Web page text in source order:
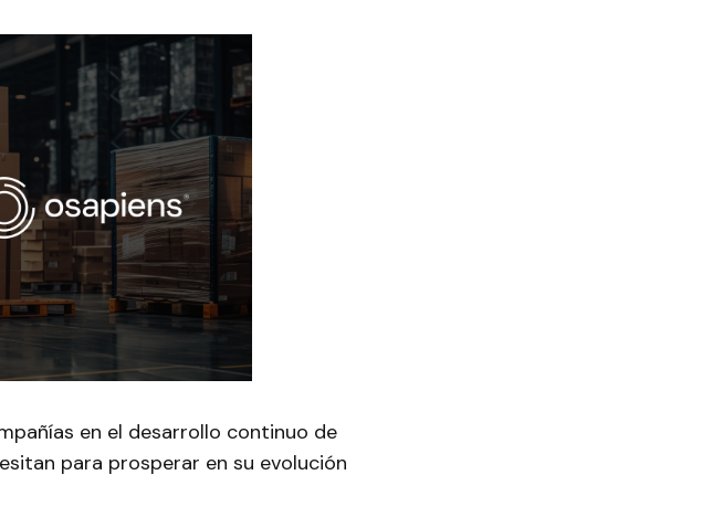
en el desarrollo continuo de
para prosperar en su evolución